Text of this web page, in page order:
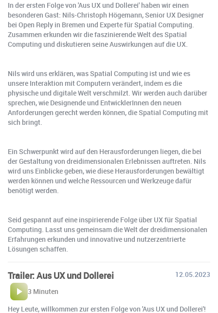
In der ersten Folge von 'Aus UX und Dollerei' haben wir einen
besonderen Gast: Nils-Christoph Högemann, Senior UX Designer
bei Open Reply in Bremen und Experte für Spatial Computing.
Zusammen erkunden wir die faszinierende Welt des Spatial
Computing und diskutieren seine Auswirkungen auf die UX.
Nils wird uns erklären, was Spatial Computing ist und wie es
unsere Interaktion mit Computern verändert, indem es die
physische und digitale Welt verschmilzt. Wir werden auch darüber
sprechen, wie Designende und EntwicklerInnen den neuen
Anforderungen gerecht werden können, die Spatial Computing mit
sich bringt.
Ein Schwerpunkt wird auf den Herausforderungen liegen, die bei
der Gestaltung von dreidimensionalen Erlebnissen auftreten. Nils
wird uns Einblicke geben, wie diese Herausforderungen bewältigt
werden können und welche Ressourcen und Werkzeuge dafür
benötigt werden.
Seid gespannt auf eine inspirierende Folge über UX für Spatial
Computing. Lasst uns gemeinsam die Welt der dreidimensionalen
Erfahrungen erkunden und innovative und nutzerzentrierte
Lösungen schaffen.
Trailer: Aus UX und Dollerei
12.05.2023
3 Minuten
Hey Leute, willkommen zur ersten Folge von 'Aus UX und Dollerei'!